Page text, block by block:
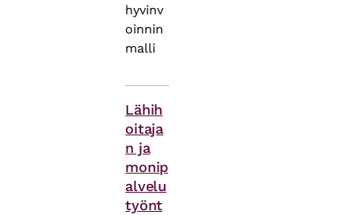
hyvinv
oinnin
malli
Lähih
oitaja
n ja
monip
alvelu
työnt